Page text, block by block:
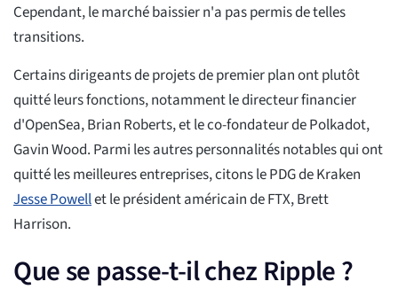
Cependant, le marché baissier n'a pas permis de telles
transitions.
Certains dirigeants de projets de premier plan ont plutôt
quitté leurs fonctions, notamment le directeur financier
d'OpenSea, Brian Roberts, et le co-fondateur de Polkadot,
Gavin Wood. Parmi les autres personnalités notables qui ont
quitté les meilleures entreprises, citons le PDG de Kraken
Jesse Powellet le président américain de FTX, Brett
Harrison.
Que se passe-t-il chez Ripple ?